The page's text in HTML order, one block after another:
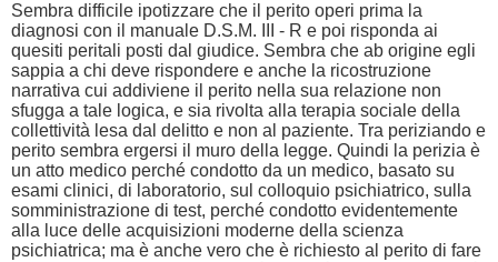
Sembra difficile ipotizzare che il perito operi prima la
diagnosi con il manuale D.S.M. III - R e poi risponda ai
quesiti peritali posti dal giudice. Sembra che ab origine egli
sappia a chi deve rispondere e anche la ricostruzione
narrativa cui addiviene il perito nella sua relazione non
sfugga a tale logica, e sia rivolta alla terapia sociale della
collettività lesa dal delitto e non al paziente. Tra periziando e
perito sembra ergersi il muro della legge. Quindi la perizia è
un atto medico perché condotto da un medico, basato su
esami clinici, di laboratorio, sul colloquio psichiatrico, sulla
somministrazione di test, perché condotto evidentemente
alla luce delle acquisizioni moderne della scienza
psichiatrica; ma è anche vero che è richiesto al perito di fare